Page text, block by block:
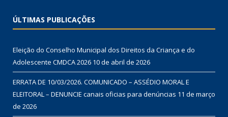
ÚLTIMAS PUBLICAÇÕES
Eleição do Conselho Municipal dos Direitos da Criança e do
Adolescente CMDCA 2026 10 de abril de 2026
ERRATA DE 10/03/2026. COMUNICADO – ASSÉDIO MORAL E
ELEITORAL – DENUNCIE canais oficias para denúncias 11 de março
de 2026